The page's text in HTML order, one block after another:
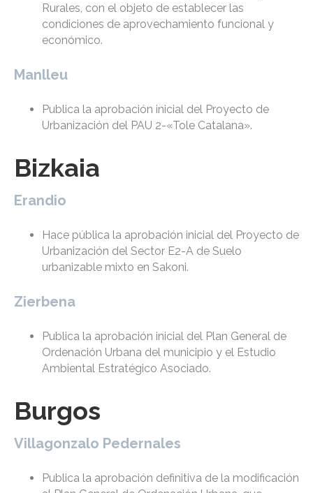
Rurales, con el objeto de establecer las
condiciones de aprovechamiento funcional y
económico.
Manlleu
Publica la aprobación inicial del Proyecto de
Urbanización del PAU 2-«Tole Catalana».
Bizkaia
Erandio
Hace pública la aprobación inicial del Proyecto de
Urbanización del Sector E2-A de Suelo
urbanizable mixto en Sakoni.
Zierbena
Publica la aprobación inicial del Plan General de
Ordenación Urbana del municipio y el Estudio
Ambiental Estratégico Asociado.
Burgos
Villagonzalo Pedernales
Publica la aprobación definitiva de la modificación